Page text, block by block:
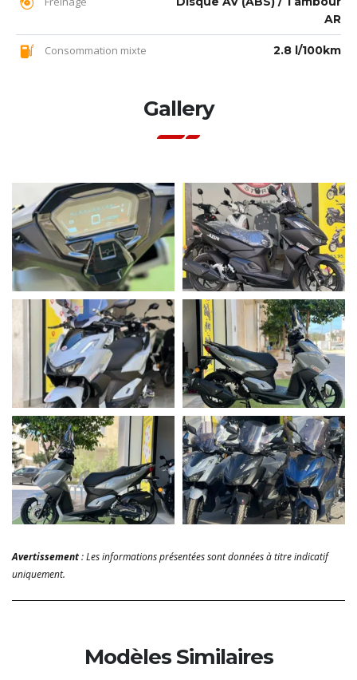
AR
Consommation mixte 2.8 l/100km
Gallery
Avertissement: Les informations présentées sont données à titre indicatif
uniquement.
Modèles Similaires